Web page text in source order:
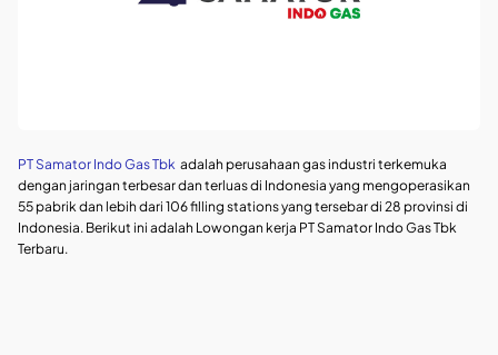
PT Samator Indo Gas Tbk adalah perusahaan gas industri terkemuka
dengan jaringan terbesar dan terluas di Indonesia yang mengoperasikan
55 pabrik dan lebih dari 106 filling stations yang tersebar di 28 provinsi di
Indonesia. Berikut ini adalah Lowongan kerja PT Samator Indo Gas Tbk
Terbaru.